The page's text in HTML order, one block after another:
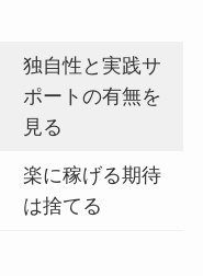
独自性と実践サ
ポートの有無を
見る
楽に稼げる期待
は捨てる